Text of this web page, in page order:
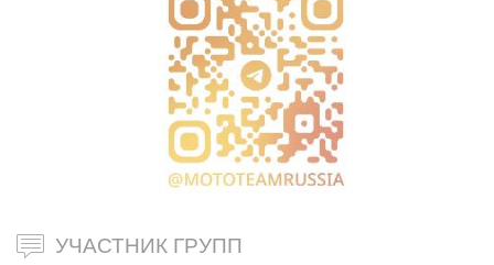
УЧАСТНИК ГРУПП